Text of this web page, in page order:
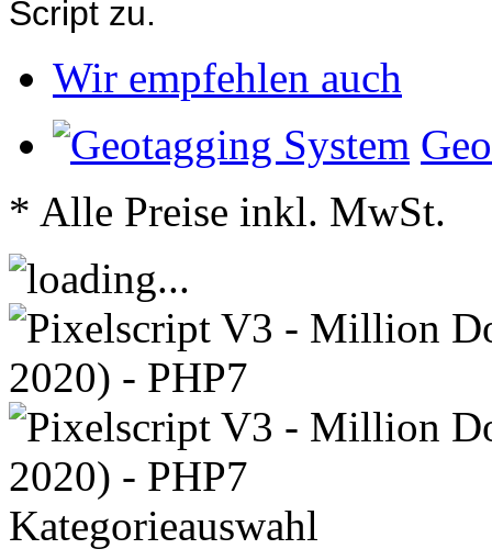
Script zu.
Wir empfehlen auch
* Alle Preise inkl. MwSt.
Kategorieauswahl